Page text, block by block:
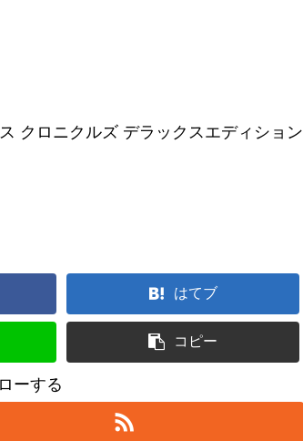
クロニクルズ デラックスエディション
はてブ
コピー
ーする